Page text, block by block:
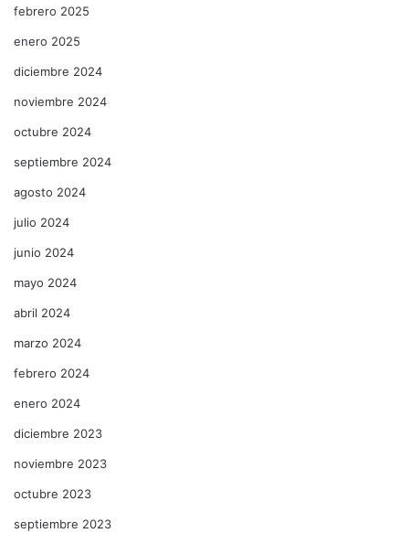
febrero 2025
enero 2025
diciembre 2024
noviembre 2024
octubre 2024
septiembre 2024
agosto 2024
julio 2024
junio 2024
mayo 2024
abril 2024
marzo 2024
febrero 2024
enero 2024
diciembre 2023
noviembre 2023
octubre 2023
septiembre 2023